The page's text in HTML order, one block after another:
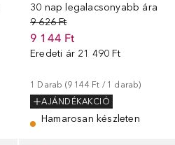
30 nap legalacsonyabb ára
9 626 Ft
9 144 Ft
Eredeti ár 21 490 Ft
1 Darab (9 144 Ft / 1 darab)
AJÁNDÉKAKCIÓ
Hamarosan készleten